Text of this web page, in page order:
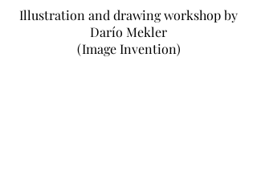
Illustration and drawing workshop by
Darío Mekler
(Image Invention)